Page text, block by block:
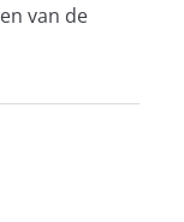
van de